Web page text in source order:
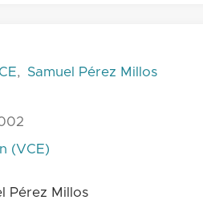
, Samuel Pérez Millos
(VCE)
Pérez Millos